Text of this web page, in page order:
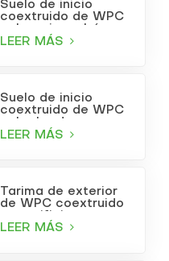
Suelo de inicio
coextruido de WPC
LEER MÁS
Suelo de inicio
coextruido de WPC
LEER MÁS
Tarima de exterior
de WPC coextruido
cuadrados, color gris
LEER MÁS